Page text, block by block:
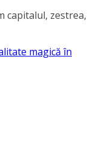
capitalul, zestrea,
magică în